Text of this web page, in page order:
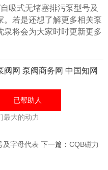
式无堵塞排污泵型号及
。若是还想了解更多相关泵
泉将会为大家时时更新更多
阀网 泵阀商务网 中国知网
已帮助人
最大的动力
及字母代表 下一篇：CQB磁力